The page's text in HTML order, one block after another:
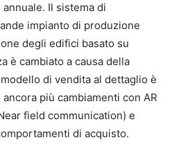
Il sistema di
impianto di produzione
degli edifici basato su
è cambiato a causa della
di vendita al dettaglio è
più cambiamenti con AR
field communication) e
di acquisto.